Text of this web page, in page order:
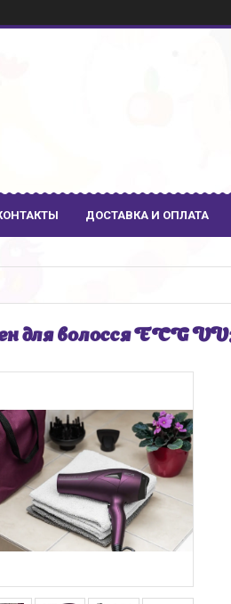
ДОСТАВКА И ОПЛАТА
для волосся ECG